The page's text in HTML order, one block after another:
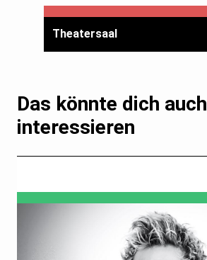
Das könnte dich auch
interessieren
Theatersaal